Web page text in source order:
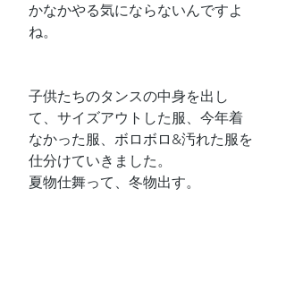
かなかやる気にならないんですよ
ね。
子供たちのタンスの中身を出し
て、サイズアウトした服、今年着
なかった服、ボロボロ&汚れた服を
仕分けていきました。
夏物仕舞って、冬物出す。